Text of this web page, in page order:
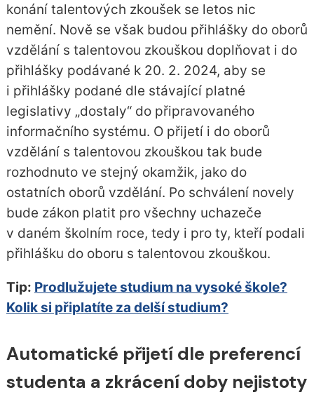
konání talentových zkoušek se letos nic
nemění. Nově se však budou přihlášky do oborů
vzdělání s talentovou zkouškou doplňovat i do
přihlášky podávané k 20. 2. 2024, aby se
i přihlášky podané dle stávající platné
legislativy „dostaly“ do připravovaného
informačního systému. O přijetí i do oborů
vzdělání s talentovou zkouškou tak bude
rozhodnuto ve stejný okamžik, jako do
ostatních oborů vzdělání. Po schválení novely
bude zákon platit pro všechny uchazeče
v daném školním roce, tedy i pro ty, kteří podali
přihlášku do oboru s talentovou zkouškou.
Tip: Prodlužujete studium na vysoké škole?
Kolik si připlatíte za delší studium?
Automatické přijetí dle preferencí
studenta a zkrácení doby nejistoty